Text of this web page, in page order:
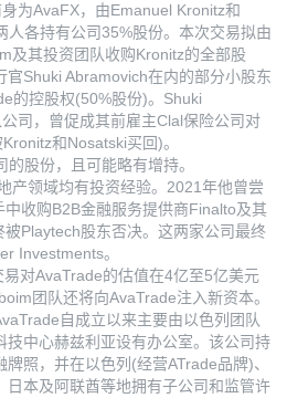
为AvaFX，由Emanuel Kronitz和
人各持有公司35%股份。本次交易拟由
及其投资团队收购Kronitz的全部股
官Shuki Abramovich在内的部分小股东
的控股权(50%股份)。Shuki
司，曾促成其前雇主Clal保险公司对
和Nosatski买回)。
股份，且可能略有增持。
产领域均有投资经验。2021年他曾尝
收购B2B金融服务提供商Finalto及其
Playtech股东否决。这两家公司最终
Investments。
对AvaTrade的估值在4亿至5亿美元
团队还将向AvaTrade注入新资本。
自成立以来主要由以色列团队
技中心赫兹利亚设有办公室。该公司持
照，并在以色列(经营ATrade品牌)、
日本及阿联酋等地拥有子公司和监管许